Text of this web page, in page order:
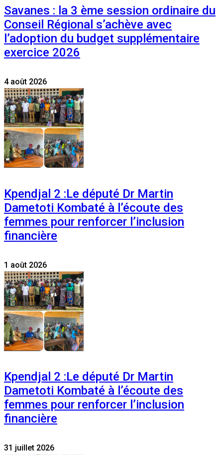
Savanes : la 3 ème session ordinaire du
Conseil Régional s’achève avec
l’adoption du budget supplémentaire
exercice 2026
4 août 2026
Kpendjal 2 :Le député Dr Martin
Dametoti Kombaté à l’écoute des
femmes pour renforcer l’inclusion
financière
1 août 2026
Kpendjal 2 :Le député Dr Martin
Dametoti Kombaté à l’écoute des
femmes pour renforcer l’inclusion
financière
31 juillet 2026